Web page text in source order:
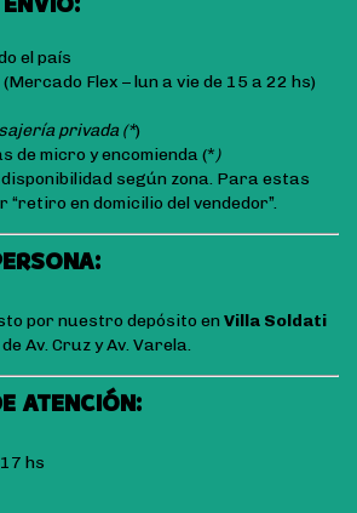
el país
Flex – lun a vie de 15 a 22 hs)
privada (*)
de micro y encomienda (*)
según zona. Para estas
en domicilio del vendedor”.
por nuestro depósito en Villa Soldati
Av. Cruz y Av. Varela.
ATENCIÓN:
hs